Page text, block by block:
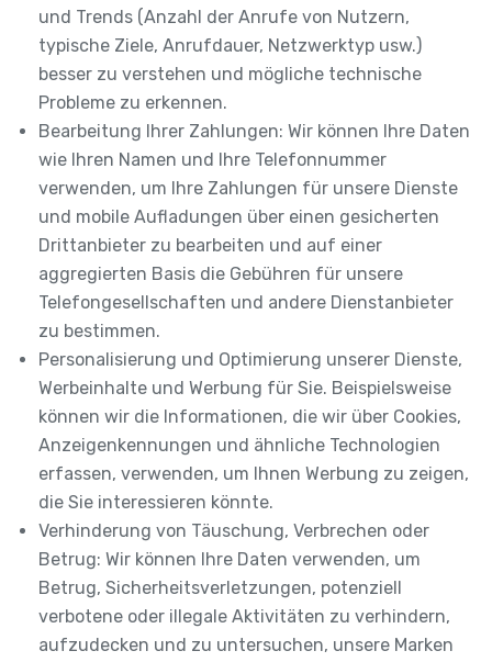
und Trends (Anzahl der Anrufe von Nutzern,
typische Ziele, Anrufdauer, Netzwerktyp usw.)
besser zu verstehen und mögliche technische
Probleme zu erkennen.
Bearbeitung Ihrer Zahlungen: Wir können Ihre Daten
wie Ihren Namen und Ihre Telefonnummer
verwenden, um Ihre Zahlungen für unsere Dienste
und mobile Aufladungen über einen gesicherten
Drittanbieter zu bearbeiten und auf einer
aggregierten Basis die Gebühren für unsere
Telefongesellschaften und andere Dienstanbieter
zu bestimmen.
Personalisierung und Optimierung unserer Dienste,
Werbeinhalte und Werbung für Sie. Beispielsweise
können wir die Informationen, die wir über Cookies,
Anzeigenkennungen und ähnliche Technologien
erfassen, verwenden, um Ihnen Werbung zu zeigen,
die Sie interessieren könnte.
Verhinderung von Täuschung, Verbrechen oder
Betrug: Wir können Ihre Daten verwenden, um
Betrug, Sicherheitsverletzungen, potenziell
verbotene oder illegale Aktivitäten zu verhindern,
aufzudecken und zu untersuchen, unsere Marken